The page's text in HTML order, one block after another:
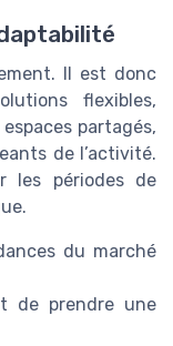
Il est donc
flexibles,
partagés,
de l’activité.
les périodes de
du marché
de prendre une